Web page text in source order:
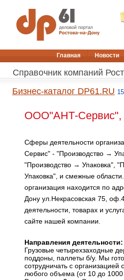
Главная Новости
Справочник компаний
Бизнес-каталог DP61.RU
ООО"АНТ-Сервис",
Сферы деятельности
Сервис" - "Производство →
"Производство → Упаковка",
Упаковка", и смежные
организация находится по
Дону ул.Некрасовская 75,
деятельности, товарах и
сайте нашей компании.
Направления деятельности:
Грузовые четырехзаходные
поддоны, паллеты б/у. Мы
сотрудничать с организацией
любого объема (от 10 до 1000